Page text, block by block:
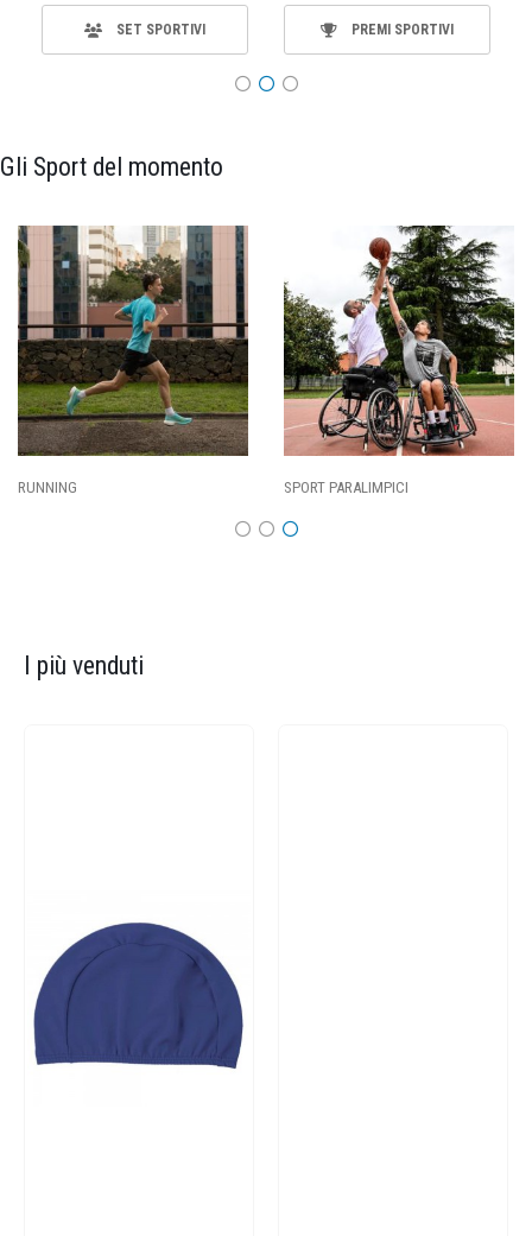
SET SPORTIVI PREMI SPORTIVI
Gli Sport del momento
SPORT PARALIMPICI
I più venduti